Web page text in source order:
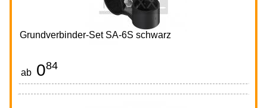
Grundverbinder-Set SA-6S schwarz
ab 084